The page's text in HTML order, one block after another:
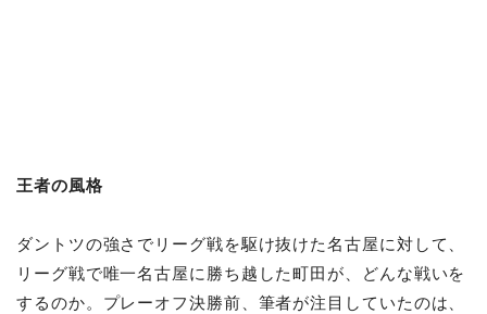
王者の風格
ダントツの強さでリーグ戦を駆け抜けた名古屋に対して、
リーグ戦で唯一名古屋に勝ち越した町田が、どんな戦いを
するのか。プレーオフ決勝前、筆者が注目していたのは、